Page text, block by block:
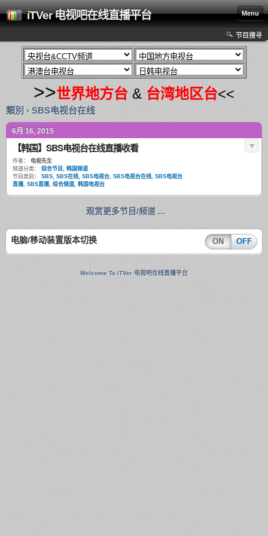
iTVer 电视吧在线直播平台 Menu
节目搜寻
>>世界地方台 & 台湾地区台<<
類別 › SBS电视台在线
6月 16, 2015
【韩国】SBS电视台在线直播收看
作者：
电视先生
频道分类：
综合节目 , 韩国频道
节目类别：
SBS, SBS在线, SBS电视台, SBS电视台在线, SBS电视台
直播, SBS直播, 综合频道, 韩国电视台
观赏更多节目/频道 ...
电脑/移动装置版本切换 ON OFF
Welcome To iTVer 电视吧在线直播平台